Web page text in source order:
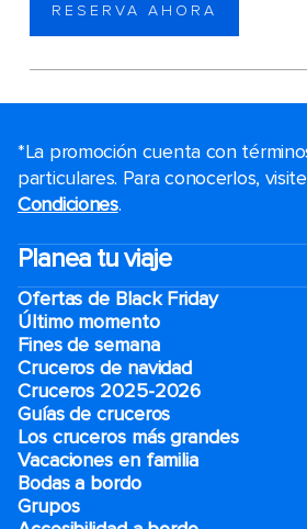
RESERVA AHORA
*La promoción cuenta con
particulares. Para conocerlos, visite
Condiciones.
Planea tu viaje
Ofertas de Black Friday
Último momento
Fines de semana
Cruceros de navidad
Cruceros 2025-2026
Guías de cruceros
Los cruceros más grandes
Vacaciones en familia
Bodas a bordo
Grupos